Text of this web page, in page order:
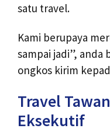
satu travel.
Kami berupaya
sampai jadi”,
ongkos kirim
Travel
Eksekutif